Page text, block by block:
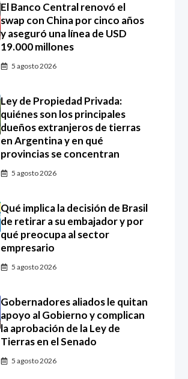
El Banco Central renovó el
swap con China por cinco años
y aseguró una línea de USD
19.000 millones
5 agosto 2026
Ley de Propiedad Privada:
quiénes son los principales
dueños extranjeros de tierras
en Argentina y en qué
provincias se concentran
5 agosto 2026
Qué implica la decisión de Brasil
de retirar a su embajador y por
qué preocupa al sector
empresario
5 agosto 2026
Gobernadores aliados le quitan
apoyo al Gobierno y complican
la aprobación de la Ley de
Tierras en el Senado
5 agosto 2026